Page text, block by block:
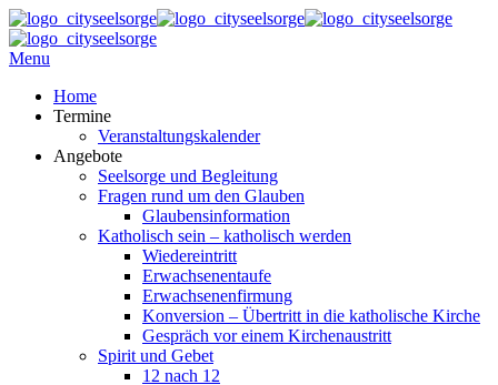
Menu
Home
Termine
Veranstaltungskalender
Angebote
Seelsorge und Begleitung
Fragen rund um den Glauben
Glaubensinformation
Katholisch sein – katholisch werden
Wiedereintritt
Erwachsenentaufe
Erwachsenenfirmung
Konversion – Übertritt in die katholische Kirche
Gespräch vor einem Kirchenaustritt
Spirit und Gebet
12 nach 12